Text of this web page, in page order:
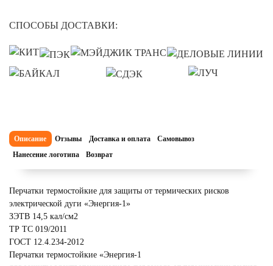
СПОСОБЫ ДОСТАВКИ:
Описание Отзывы Доставка и оплата
Самовывоз
Нанесение логотипа
Возврат
Перчатки термостойкие для защиты от термических рисков
электрической дуги «Энергия-1»
ЗЭТВ 14,5 кал/см2
ТР ТС 019/2011
ГОСТ 12.4.234-2012
Перчатки термостойкие «Энергия-1